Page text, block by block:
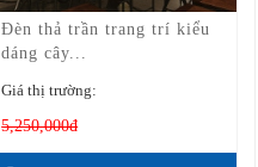
Đèn thả trần trang trí kiểu
dáng cây...
Giá thị trường:
5,250,000đ